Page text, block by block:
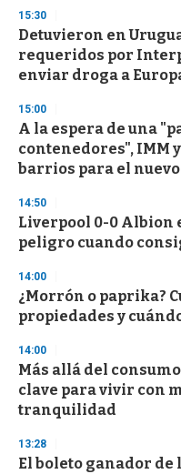
d
s
o
f
3
s
e
c
o
n
15:30
Detuvieron en
requeridos por
enviar droga a
15:00
A la espera de una
contenedores", IMM
barrios para el
14:50
Liverpool 0-0 Albion
peligro cuando
14:00
¿Morrón o paprika?
propiedades y
14:00
Más allá del
clave para vivir con
tranquilidad
13:28
El boleto ganador de